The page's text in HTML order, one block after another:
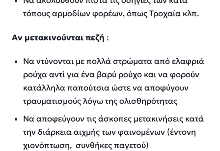
τόπους αρμοδίων φορέων, όπως Τροχαία κλπ.
Αν μετακινούνται πεζή :
Να ντύνονται με πολλά στρώματα από ελαφριά
ρούχα αντί για ένα βαρύ ρούχο και να φορούν
κατάλληλα παπούτσια ώστε να αποφύγουν
τραυματισμούς λόγω της ολισθηρότητας
Να αποφεύγουν τις άσκοπες μετακινήσεις κατά
την διάρκεια αιχμής των φαινομένων (έντονη
χιονόπτωση, συνθήκες παγετού)